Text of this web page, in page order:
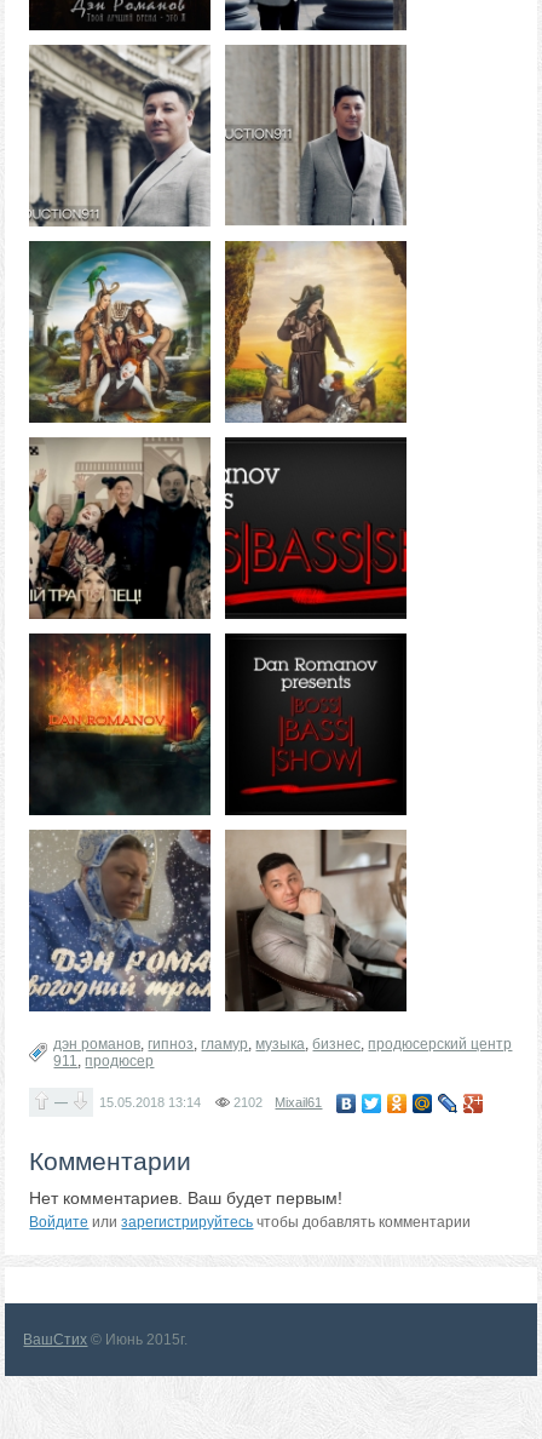
дэн романов, гипноз, гламур, музыка,бизнес, продюсерский центр
911, продюсер
— 15.05.2018 13:14 2102 Mixail61
Комментарии
Нет комментариев. Ваш будет первым!
Войдите илизарегистрируйтесь чтобы добавлять комментарии
ВашСтих © Июнь 2015г.